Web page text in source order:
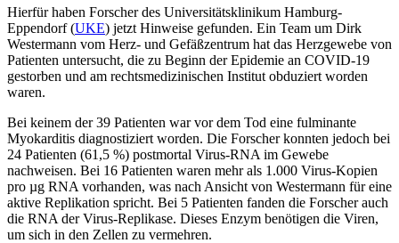
Hierfür haben Forscher des Universitätsklinikum Hamburg-
Eppendorf (UKE) jetzt Hinweise gefunden. Ein Team um Dirk
Westermann vom Herz- und Gefäßzentrum hat das Herzgewebe von
Patienten untersucht, die zu Beginn der Epidemie an COVID-19
gestorben und am rechtsmedizinischen Institut obduziert worden
waren.
Bei keinem der 39 Patienten war vor dem Tod eine fulminante
Myokarditis diagnostiziert worden. Die Forscher konnten jedoch bei
24 Patienten (61,5 %) postmortal Virus-RNA im Gewebe
nachweisen. Bei 16 Patienten waren mehr als 1.000 Virus-Kopien
pro µg RNA vorhanden, was nach Ansicht von Westermann für eine
aktive Replikation spricht. Bei 5 Patienten fanden die Forscher auch
die RNA der Virus-Replikase. Dieses Enzym benötigen die Viren,
um sich in den Zellen zu vermehren.